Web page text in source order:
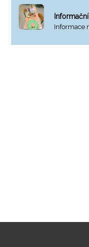
Informace